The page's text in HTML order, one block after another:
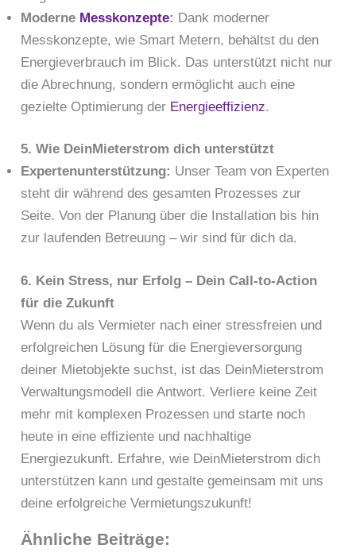
Moderne Messkonzepte: Dank moderner
Messkonzepte, wie Smart Metern, behältst du den
Energieverbrauch im Blick. Das unterstützt nicht nur
die Abrechnung, sondern ermöglicht auch eine
gezielte Optimierung der Energieeffizienz.
5. Wie DeinMieterstrom dich unterstützt
Expertenunterstützung: Unser Team von Experten
steht dir während des gesamten Prozesses zur
Seite. Von der Planung über die Installation bis hin
zur laufenden Betreuung – wir sind für dich da.
6. Kein Stress, nur Erfolg – Dein Call-to-Action
für die Zukunft
Wenn du als Vermieter nach einer stressfreien und
erfolgreichen Lösung für die Energieversorgung
deiner Mietobjekte suchst, ist das DeinMieterstrom
Verwaltungsmodell die Antwort. Verliere keine Zeit
mehr mit komplexen Prozessen und starte noch
heute in eine effiziente und nachhaltige
Energiezukunft. Erfahre, wie DeinMieterstrom dich
unterstützen kann und gestalte gemeinsam mit uns
deine erfolgreiche Vermietungszukunft!
Ähnliche Beiträge: